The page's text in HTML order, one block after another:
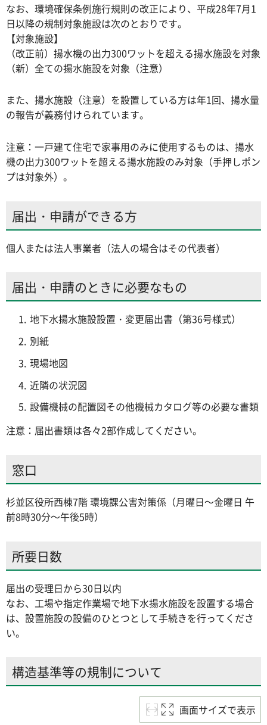
なお、環境確保条例施行規則の改正により、平成28年7月1
日以降の規制対象施設は次のとおりです。
【対象施設】
（改正前）揚水機の出力300ワットを超える揚水施設を対象
（新）全ての揚水施設を対象（注意）
また、揚水施設（注意）を設置している方は年1回、揚水量
の報告が義務付けられています。
注意：一戸建て住宅で家事用のみに使用するものは、揚水
機の出力300ワットを超える揚水施設のみ対象（手押しポン
プは対象外）。
届出・申請ができる方
個人または法人事業者（法人の場合はその代表者）
届出・申請のときに必要なもの
地下水揚水施設設置・変更届出書（第36号様式）
別紙
現場地図
近隣の状況図
設備機械の配置図その他機械カタログ等の必要な書類
注意：届出書類は各々2部作成してください。
窓口
杉並区役所西棟7階 環境課公害対策係（月曜日～金曜日 午
前8時30分～午後5時）
所要日数
届出の受理日から30日以内
なお、工場や指定作業場で地下水揚水施設を設置する場合
は、設置施設の設備のひとつとして手続きを行ってくださ
い。
構造基準等の規制について
画面サイズで表示